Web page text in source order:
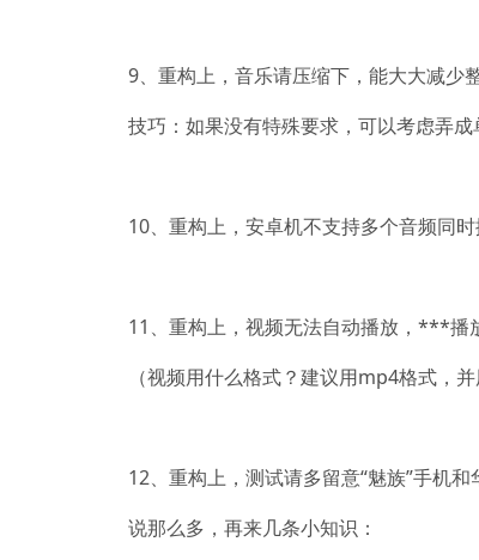
9、重构上，音乐请压缩下，能大大减少
技巧：如果没有特殊要求，可以考虑弄
10、重构上，安卓机不支持多个音频同
11、重构上，视频无法自动播放，***播
（视频用什么格式？建议用mp4格式，并
12、重构上，测试请多留意“魅族”手机
说那么多，再来几条小知识：